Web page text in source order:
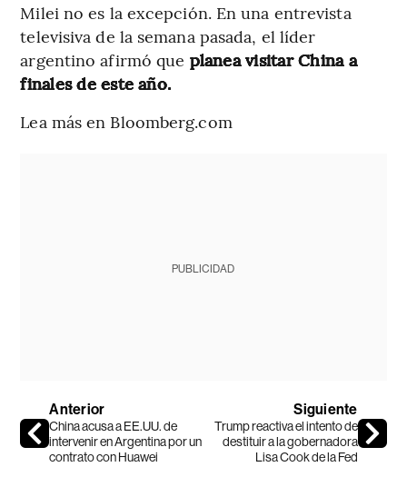
Milei no es la excepción. En una entrevista
televisiva de la semana pasada, el líder
argentino afirmó que planea visitar China a
finales de este año.
Lea más en Bloomberg.com
PUBLICIDAD
Anterior
China acusa a EE.UU. de
intervenir en Argentina por un
contrato con Huawei
Siguiente
Trump reactiva el intento de
destituir a la gobernadora
Lisa Cook de la Fed